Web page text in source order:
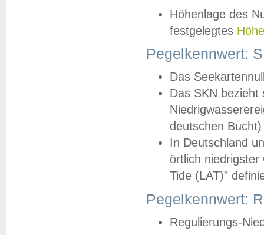
Höhenlage des
festgelegtes
Pegelkennwert:
Das
Das SKN
deutschen
In Deutschland
örtlich
Tide (LAT)"
Pegelkennwert:
Regulierungs-